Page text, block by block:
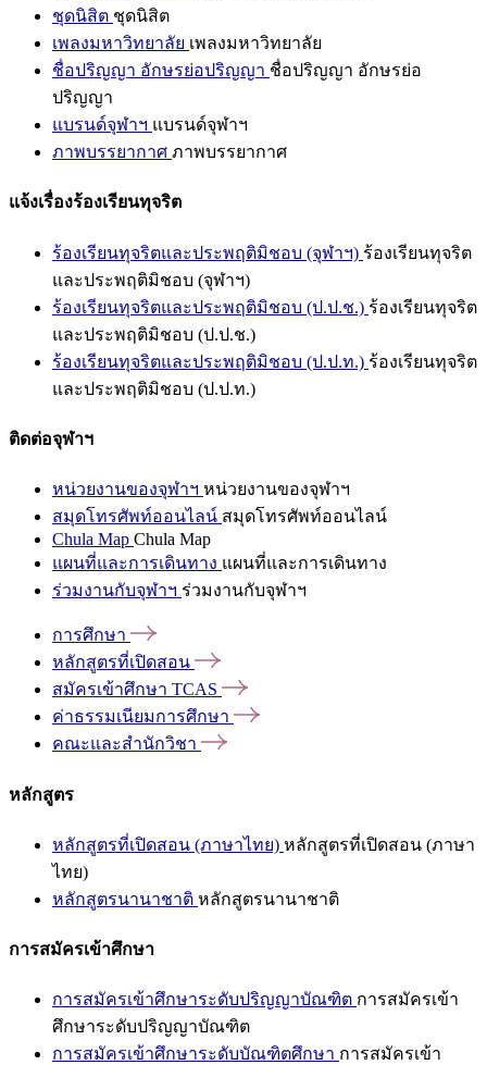
ชุดนิสิต ชุดนิสิต
เพลงมหาวิทยาลัย เพลงมหาวิทยาลัย
ชื่อปริญญา อักษรย่อปริญญา ชื่อปริญญา อักษรย่อ
ปริญญา
แบรนด์จุฬาฯ แบรนด์จุฬาฯ
ภาพบรรยากาศ ภาพบรรยากาศ
แจ้งเรื่องร้องเรียนทุจริต
ร้องเรียนทุจริตและประพฤติมิชอบ (จุฬาฯ) ร้องเรียนทุจริต
และประพฤติมิชอบ (จุฬาฯ)
ร้องเรียนทุจริตและประพฤติมิชอบ (ป.ป.ช.) ร้องเรียนทุจริต
และประพฤติมิชอบ (ป.ป.ช.)
ร้องเรียนทุจริตและประพฤติมิชอบ (ป.ป.ท.) ร้องเรียนทุจริต
และประพฤติมิชอบ (ป.ป.ท.)
ติดต่อจุฬาฯ
หน่วยงานของจุฬาฯ หน่วยงานของจุฬาฯ
สมุดโทรศัพท์ออนไลน์ สมุดโทรศัพท์ออนไลน์
Chula Map Chula Map
แผนที่และการเดินทาง แผนที่และการเดินทาง
ร่วมงานกับจุฬาฯ ร่วมงานกับจุฬาฯ
การศึกษา
หลักสูตรที่เปิดสอน
สมัครเข้าศึกษา TCAS
ค่าธรรมเนียมการศึกษา
คณะและสำนักวิชา
หลักสูตร
หลักสูตรที่เปิดสอน (ภาษาไทย) หลักสูตรที่เปิดสอน (ภาษา
ไทย)
หลักสูตรนานาชาติ หลักสูตรนานาชาติ
การสมัครเข้าศึกษา
การสมัครเข้าศึกษาระดับปริญญาบัณฑิต การสมัครเข้า
ศึกษาระดับปริญญาบัณฑิต
การสมัครเข้าศึกษาระดับบัณฑิตศึกษา การสมัครเข้า